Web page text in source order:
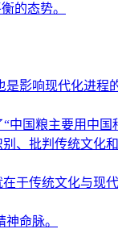
的态势。
影响现代化进程
国粮主要用中国
、批判传统文化
于传统文化与现
命脉。